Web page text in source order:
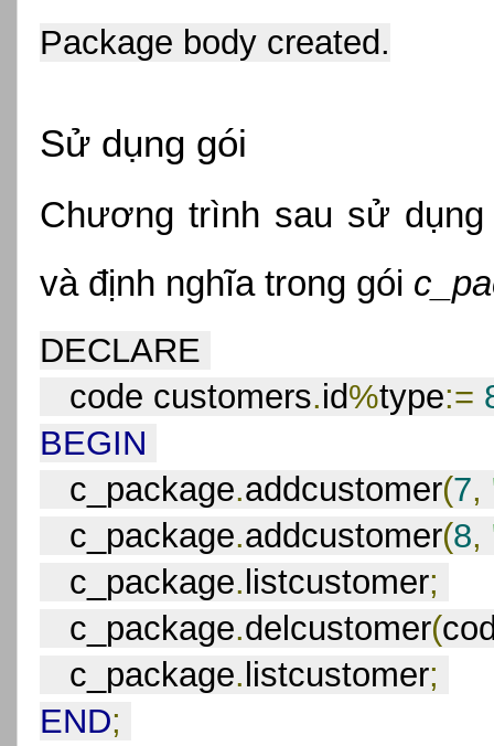
Package body created.
Sử dụng gói
Chương trình sau sử
và định nghĩa trong gói
DECLARE
code customers.id%type:=
BEGIN
c_package.addcustomer(7,
c_package.addcustomer(8,
c_package. listcustomer;
c_package.delcustomer(
c_package. listcustomer;
END;